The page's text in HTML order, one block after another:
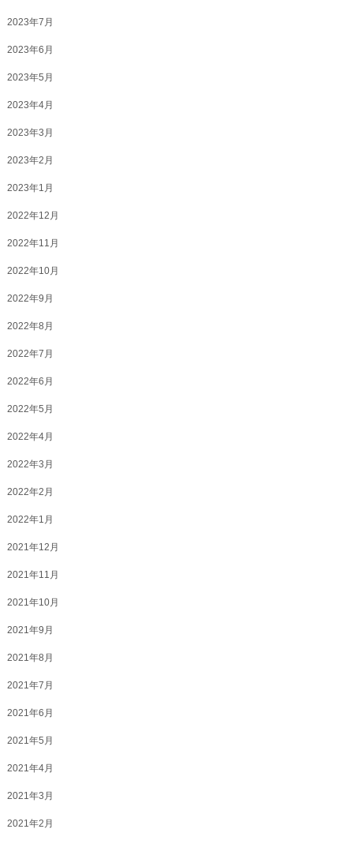
2023年7月
2023年6月
2023年5月
2023年4月
2023年3月
2023年2月
2023年1月
2022年12月
2022年11月
2022年10月
2022年9月
2022年8月
2022年7月
2022年6月
2022年5月
2022年4月
2022年3月
2022年2月
2022年1月
2021年12月
2021年11月
2021年10月
2021年9月
2021年8月
2021年7月
2021年6月
2021年5月
2021年4月
2021年3月
2021年2月